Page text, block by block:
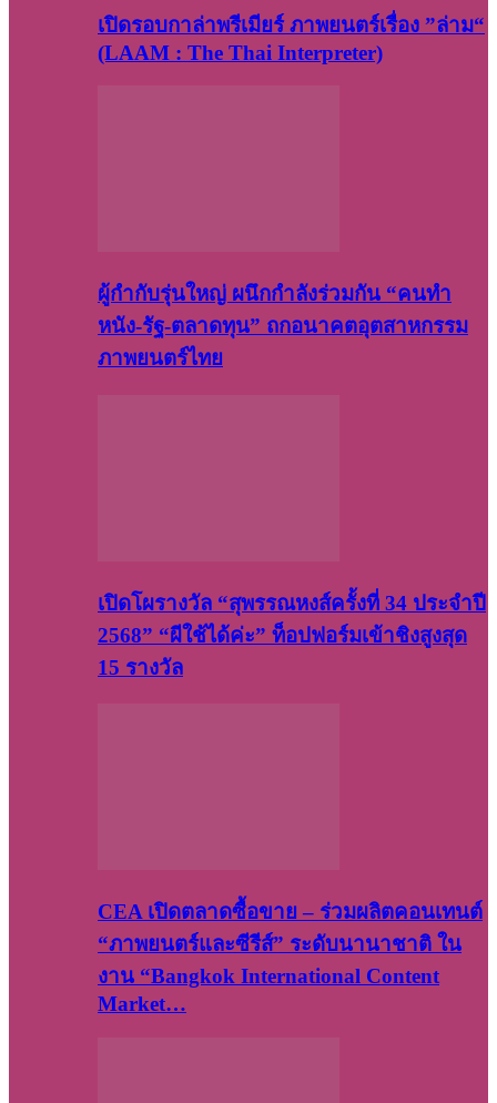
เปิดรอบกาล่าพรีเมียร์ ภาพยนตร์เรื่อง ”ล่าม“
(LAAM : The Thai Interpreter)
ผู้กำกับรุ่นใหญ่ ผนึกกำลังร่วมกัน “คนทำ
หนัง-รัฐ-ตลาดทุน” ถกอนาคตอุตสาหกรรม
ภาพยนตร์ไทย
เปิดโผรางวัล “สุพรรณหงส์ครั้งที่ 34 ประจำปี
2568” “ผีใช้ได้ค่ะ” ท็อปฟอร์มเข้าชิงสูงสุด
15 รางวัล
CEA เปิดตลาดซื้อขาย – ร่วมผลิตคอนเทนต์
“ภาพยนตร์และซีรีส์” ระดับนานาชาติ ใน
งาน “Bangkok International Content
Market…